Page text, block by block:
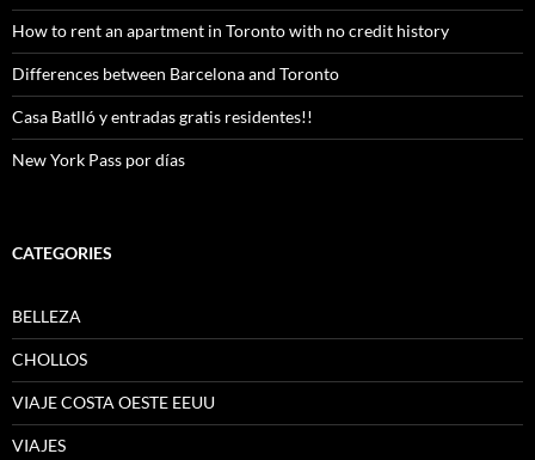
How to rent an apartment in Toronto with no credit history
Differences between Barcelona and Toronto
Casa Batlló y entradas gratis residentes!!
New York Pass por días
CATEGORIES
BELLEZA
CHOLLOS
VIAJE COSTA OESTE EEUU
VIAJES